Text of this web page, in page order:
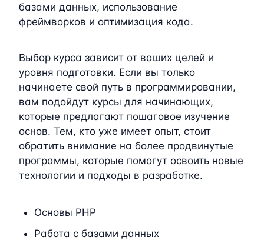
базами данных, использование
фреймворков и оптимизация кода.
Выбор курса зависит от ваших целей и
уровня подготовки. Если вы только
начинаете свой путь в программировании,
вам подойдут курсы для начинающих,
которые предлагают пошаговое изучение
основ. Тем, кто уже имеет опыт, стоит
обратить внимание на более продвинутые
программы, которые помогут освоить новые
технологии и подходы в разработке.
Основы PHP
Работа с базами данных